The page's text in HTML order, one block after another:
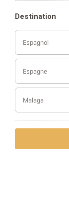
Destination